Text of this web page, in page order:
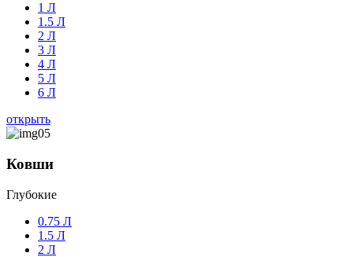
1 Л
1.5 Л
2 Л
3 Л
4 Л
5 Л
6 Л
открыть
Ковши
Глубокие
0.75 Л
1.5 Л
2 Л